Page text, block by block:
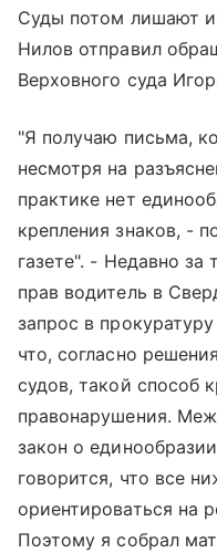
Суды потом лишают
Нилов отправил
Верховного суда
"Я получаю письма,
несмотря на
практике нет
крепления знаков, -
газете". - Недавно за
прав водитель в
запрос в
что, согласно
судов, такой способ
правонарушения.
закон о
говорится, что все
ориентироваться на
Поэтому я собрал